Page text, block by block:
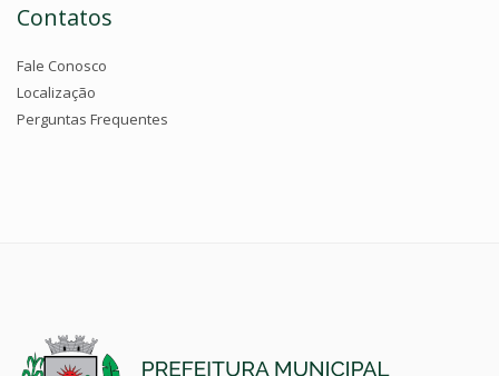
Contatos
Fale Conosco
Localização
Perguntas Frequentes